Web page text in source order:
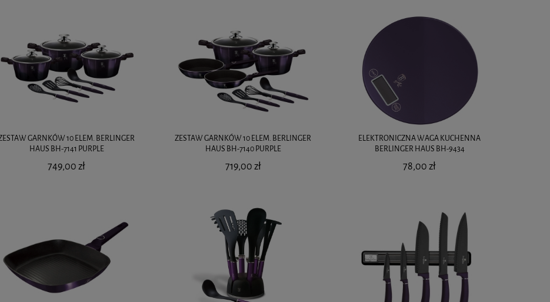
GARNKÓW 10 ELEM. BERLINGER
HAUS BH-7141 PURPLE
749,00 zł
ZESTAW GARNKÓW 10 ELEM. BERLINGER
HAUS BH-7140 PURPLE
719,00 zł
ELEKTRONICZNA WAGA KUCHENNA
BERLINGER HAUS BH-9434
78,00 zł